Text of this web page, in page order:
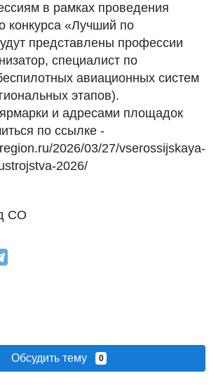
в рамках проведения
конкурса «Лучший по
представлены профессии
специалист по
авиационных систем
этапов).
и адресами площадок
по ссылке -
2026/03/27/vserossijskaya-
2026/
СО
Обсудить тему 0